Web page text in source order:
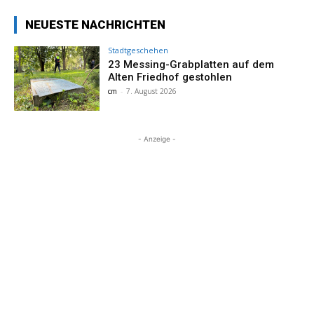
NEUESTE NACHRICHTEN
Stadtgeschehen
23 Messing-Grabplatten auf dem
Alten Friedhof gestohlen
cm - 7. August 2026
- Anzeige -